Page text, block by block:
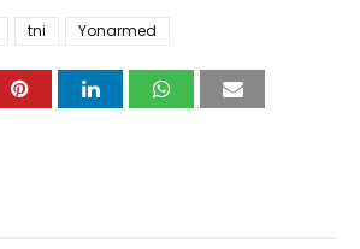
tni Yonarmed